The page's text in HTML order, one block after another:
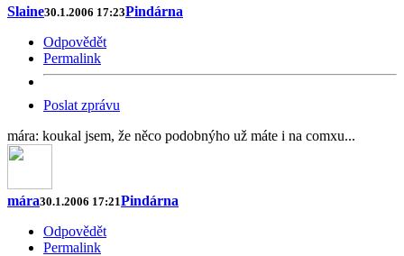
Slaine30.1.2006 17:23Pindárna
Odpovědět
Permalink
Poslat zprávu
mára: koukal jsem, že něco podobnýho už máte i na comxu...
mára30.1.2006 17:21Pindárna
Odpovědět
Permalink